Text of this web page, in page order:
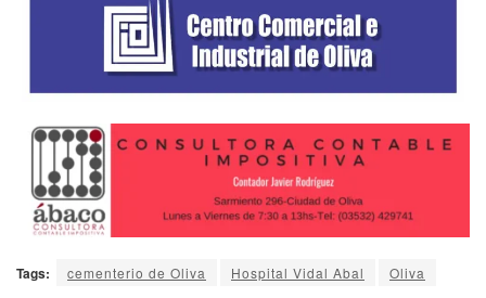
Tags: cementerio de Oliva Hospital Vidal Abal Oliva